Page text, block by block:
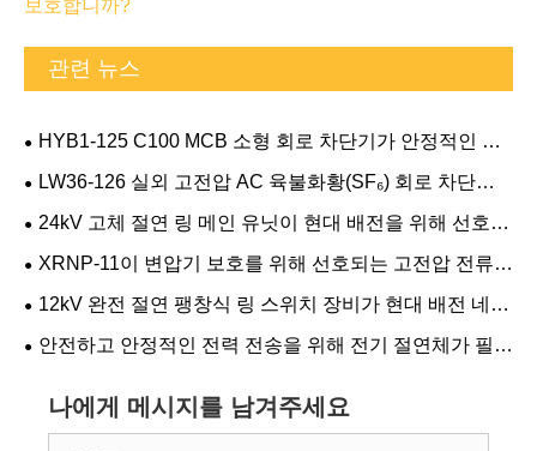
보호합니까?
관련 뉴스
HYB1-125 C100 MCB 소형 회로 차단기가 안정적인 전
기 보호를 위한 현명한 선택인 이유
LW36-126 실외 고전압 AC 육불화황(SF₆) 회로 차단기
가 현대 전력 시스템의 신뢰성을 어떻게 향상시킬 수 있습
24kV 고체 절연 링 메인 유닛이 현대 배전을 위해 선호되
는 이유
XRNP-11이 변압기 보호를 위해 선호되는 고전압 전류
제한 퓨즈인 이유
12kV 완전 절연 팽창식 링 스위치 장비가 현대 배전 네트
워크에서 선호되는 이유
안전하고 안정적인 전력 전송을 위해 전기 절연체가 필수
나에게 메시지를 남겨주세요